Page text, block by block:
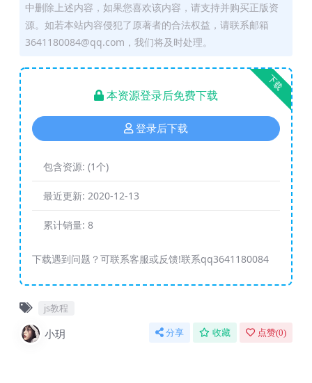
中删除上述内容，如果您喜欢该内容，请支持并购买正版资
源。如若本站内容侵犯了原著者的合法权益，请联系邮箱
3641180084@qq.com，我们将及时处理。
下载
本资源登录后免费下载
登录后下载
包含资源: (1个)
最近更新: 2020-12-13
累计销量: 8
下载遇到问题？可联系客服或反馈!联系qq3641180084
js教程
小玥 分享 收藏 点赞(0)